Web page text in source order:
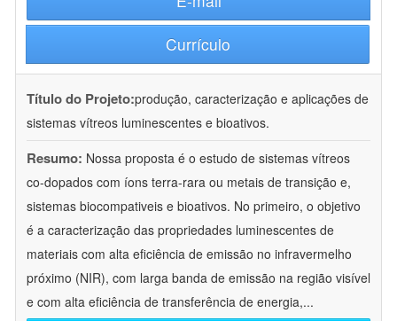
Currículo
Título do Projeto:produção, caracterização e aplicações de
sistemas vítreos luminescentes e bioativos.
Resumo: Nossa proposta é o estudo de sistemas vítreos
co-dopados com íons terra-rara ou metais de transição e,
sistemas biocompativeis e bioativos. No primeiro, o objetivo
é a caracterização das propriedades luminescentes de
materiais com alta eficiência de emissão no infravermelho
próximo (NIR), com larga banda de emissão na região visível
e com alta eficiência de transferência de energia,...